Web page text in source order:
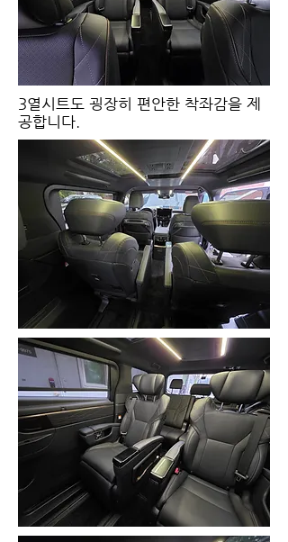
​3열시트도 굉장히 편안한 착좌감을 제
공합니다.​